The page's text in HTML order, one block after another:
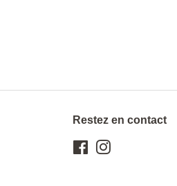
Restez en contact
FacebookInstagram